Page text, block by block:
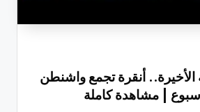
أنقرة تجمع واشنطن
| مشاهدة كاملة